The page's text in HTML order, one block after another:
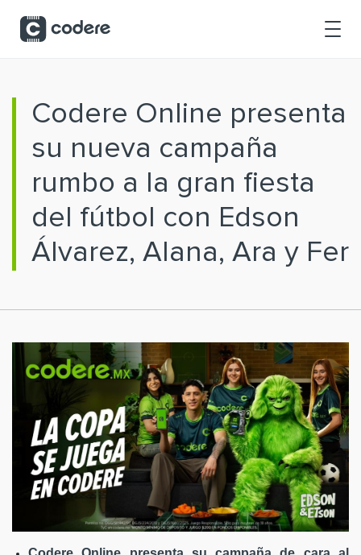
Codere Online presenta
su nueva campaña
rumbo a la gran fiesta
del fútbol con Edson
Álvarez, Alana, Ara y Fer